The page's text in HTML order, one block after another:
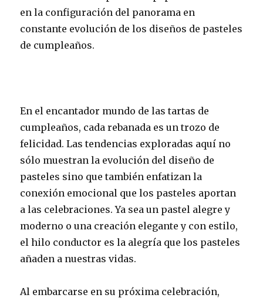
en la configuración del panorama en
constante evolución de los diseños de pasteles
de cumpleaños.
En el encantador mundo de las tartas de
cumpleaños, cada rebanada es un trozo de
felicidad. Las tendencias exploradas aquí no
sólo muestran la evolución del diseño de
pasteles sino que también enfatizan la
conexión emocional que los pasteles aportan
a las celebraciones. Ya sea un pastel alegre y
moderno o una creación elegante y con estilo,
el hilo conductor es la alegría que los pasteles
añaden a nuestras vidas.
Al embarcarse en su próxima celebración,